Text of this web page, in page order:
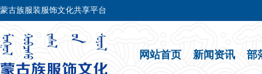
蒙古族服装服饰文化共享平台
网站首页 新闻资讯 部